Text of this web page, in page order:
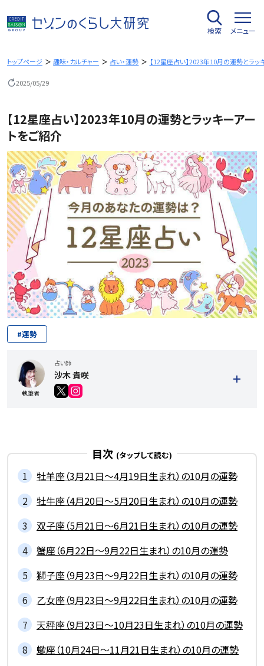
容
を
キ
検索 メニュー
トップページ 趣味・カルチャー 占い・運勢 【12星座占い】2023年10月の運勢とラッ
2025/05/29
【12星座占い】2023年10月の運勢とラッキーアー
トをご紹介
#運勢
執筆者
占い師
沙木 貴咲
記事一覧を見る
目次
牡羊座（3月21日～4月19日生まれ）の10月の運勢
牡牛座（4月20日～5月20日生まれ）の10月の運勢
双子座（5月21日～6月21日生まれ）の10月の運勢
蟹座（6月22日～9月22日生まれ）の10月の運勢
獅子座（9月23日～9月22日生まれ）の10月の運勢
乙女座（9月23日～9月22日生まれ）の10月の運勢
天秤座（9月23日～10月23日生まれ）の10月の運勢
蠍座（10月24日～11月21日生まれ）の10月の運勢